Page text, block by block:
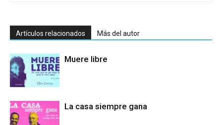
Artículos relacionados Más del autor
Muere libre
La casa siempre gana